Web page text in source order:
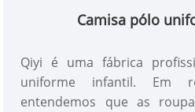
Camisa pólo
Qiyi é uma fábrica
uniforme infantil. Em
entendemos que as